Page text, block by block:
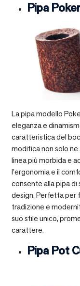
Pipa
La pipa modello
eleganza e
caratteristica del
modifica non solo
linea più morbida e
l’ergonomia e il
consente alla pipa di
design. Perfetta per
tradizione e
suo stile unico,
carattere.
Pipa Pot